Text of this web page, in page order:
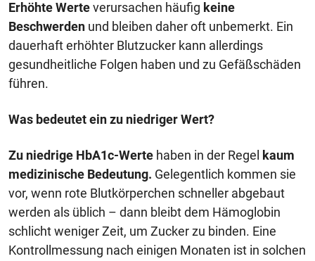
Erhöhte Werteverursachen häufig keine
Beschwerden und bleiben daher oft unbemerkt. Ein
dauerhaft erhöhter Blutzucker kann allerdings
gesundheitliche Folgen haben und zu Gefäßschäden
führen.
Was bedeutet ein zu niedriger Wert?
Zu niedrige HbA1c-Werte haben in der Regel kaum
medizinische Bedeutung. Gelegentlich kommen sie
vor, wenn rote Blutkörperchen schneller abgebaut
werden als üblich – dann bleibt dem Hämoglobin
schlicht weniger Zeit, um Zucker zu binden. Eine
Kontrollmessung nach einigen Monaten ist in solchen